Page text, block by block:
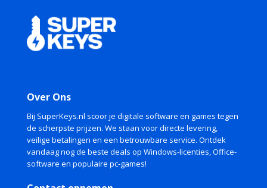
Over Ons
Bij SuperKeys.nl scoor je digitale software en games tegen
de scherpste prijzen. We staan voor directe levering,
veilige betalingen en een betrouwbare service. Ontdek
vandaag nog de beste deals op Windows-licenties, Office-
software en populaire pc-games!